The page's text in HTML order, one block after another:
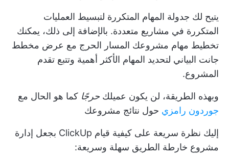
يتيح لك جدولة المهام المتكررة لتبسيط العمليات
المتكررة في مشاريع متعددة. بالإضافة إلى ذلك، يمكنك
تخطيط مهام مشروعك المسار الحرج مع عرض مخطط
جانت البياني لتحديد المهام الأكثر أهمية وتتبع تقدم
المشروع.
وبهذه الطريقة، لن يكون عميلك حرجًا كما هو الحال مع
جوردون رامزي حول نتائج مشروعك
إليك نظرة سريعة على كيفية قيام ClickUp بجعل إدارة
مشروع خارطة الطريق سهلة وسريعة: